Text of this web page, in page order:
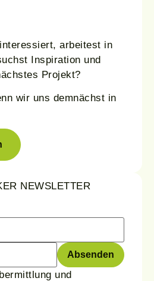
arbeitest in
Inspiration und
Projekt?
wir uns demnächst in
NEWSLETTER
und